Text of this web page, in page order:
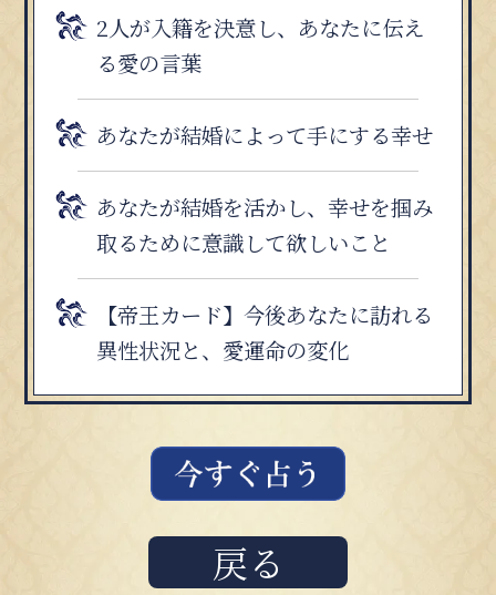
2人が入籍を決意し、あなたに伝え
る愛の言葉
あなたが結婚によって手にする幸せ
あなたが結婚を活かし、幸せを掴み
取るために意識して欲しいこと
【帝王カード】今後あなたに訪れる
異性状況と、愛運命の変化
戻る